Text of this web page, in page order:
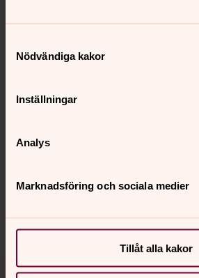
Nödvändiga kakor
Inställningar
Analys
Marknadsföring och sociala medier
Tillåt alla kakor
Kontakt
Sociala kanaler